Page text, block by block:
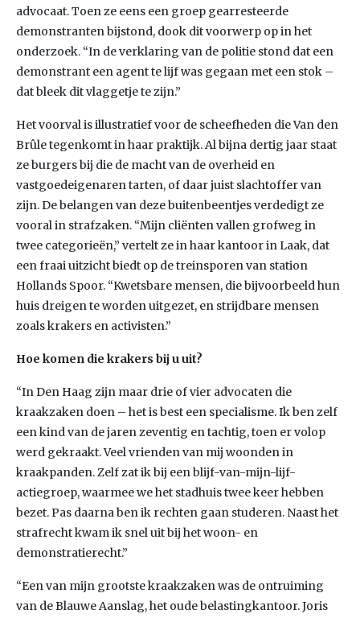
advocaat. Toen ze eens een groep gearresteerde
demonstranten bijstond, dook dit voorwerp op in het
onderzoek. “In de verklaring van de politie stond dat een
demonstrant een agent te lijf was gegaan met een stok –
dat bleek dit vlaggetje te zijn.”
Het voorval is illustratief voor de scheefheden die Van den
Brûle tegenkomt in haar praktijk. Al bijna dertig jaar staat
ze burgers bij die de macht van de overheid en
vastgoedeigenaren tarten, of daar juist slachtoffer van
zijn. De belangen van deze buitenbeentjes verdedigt ze
vooral in strafzaken. “Mijn cliënten vallen grofweg in
twee categorieën,” vertelt ze in haar kantoor in Laak, dat
een fraai uitzicht biedt op de treinsporen van station
Hollands Spoor. “Kwetsbare mensen, die bijvoorbeeld hun
huis dreigen te worden uitgezet, en strijdbare mensen
zoals krakers en activisten.”
Hoe komen die krakers bij u uit?
“In Den Haag zijn maar drie of vier advocaten die
kraakzaken doen – het is best een specialisme. Ik ben zelf
een kind van de jaren zeventig en tachtig, toen er volop
werd gekraakt. Veel vrienden van mij woonden in
kraakpanden. Zelf zat ik bij een blijf-van-mijn-lijf-
actiegroep, waarmee we het stadhuis twee keer hebben
bezet. Pas daarna ben ik rechten gaan studeren. Naast het
strafrecht kwam ik snel uit bij het woon- en
demonstratierecht.”
“Een van mijn grootste kraakzaken was de ontruiming
van de Blauwe Aanslag, het oude belastingkantoor. Joris